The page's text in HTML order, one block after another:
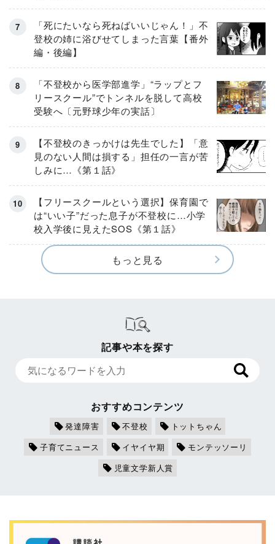
「死にたいなら死ねばいいじゃん！」不
登校の姉に浴びせてしまった言葉【番外
編・後編】
「不登校から医学部進学」“ラップとフ
リースクール”でトンネルを脱して高校
受験へ〔元野球少年の実話〕
【不登校のきっかけは先生でした】「意
見のない人間は損する」担任の一言が苦
しみに…《第１話》
【フリースクールという選択】保育園で
は“いい子”だった息子が不登校に…小学
校入学後に見えたSOS《第１話》
もっと見る
記事や本を探す
おすすめコンテンツ
発達障害 不登校
トットちゃん
子育てニュース
イヤイヤ期
モンテッソーリ
児童文学新人賞